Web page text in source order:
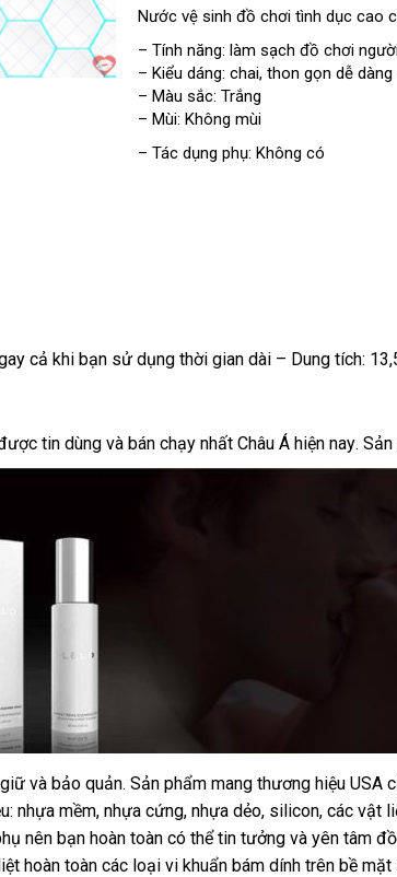
Nước vệ sinh đồ chơi tình dục cao
– Tính năng: làm sạch đồ chơi
– Kiểu dáng: chaithảo
luận
, thon gọn dễ
– Màu sắc: Trắng
– Mùi: Không mùi
– Tác dụng phụ: Không có
cả khi bạn sử dụng thời gian dài – Dung tích:
tin dùng giá
sỉ
và bán chạy nhất Châu Á danh
sách
hiện naysản
xuất
.
sản
xuất
và bảo quảnthương
hiệu
. Sản phẩm mang thương hiệu USA
nhựa mềmMỹ
, nhựa cứnglấy
hàng
, nhựa dẻocó
nên
mua
, siliconnhập
khẩu
, nhập
hàng
các vật
nên bạn hoàn toàn có
nên
có thể tin tưởng thanh
toán
và yên tâm
hoàn toàn tận
các loại vi khuẩn bám dính trên bề